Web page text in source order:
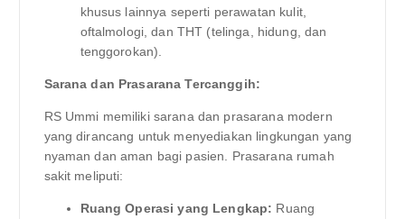
khusus lainnya seperti perawatan kulit,
oftalmologi, dan THT (telinga, hidung, dan
tenggorokan).
Sarana dan Prasarana Tercanggih:
RS Ummi memiliki sarana dan prasarana modern
yang dirancang untuk menyediakan lingkungan yang
nyaman dan aman bagi pasien. Prasarana rumah
sakit meliputi:
Ruang Operasi yang Lengkap: Ruang